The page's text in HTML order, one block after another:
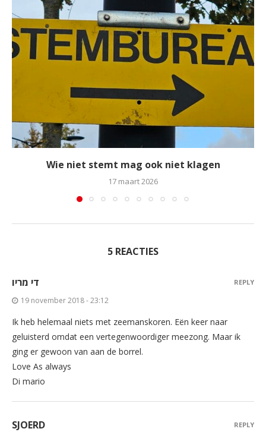
Wie niet stemt mag ook niet klagen
17 maart 2026
5 REACTIES
די מריו
19 november 2018 - 23:12
Ik heb helemaal niets met zeemanskoren. Eën keer naar
geluisterd omdat een vertegenwoordiger meezong. Maar ik
ging er gewoon van aan de borrel.
Love As always
Di mario
REPLY
SJOERD REPLY